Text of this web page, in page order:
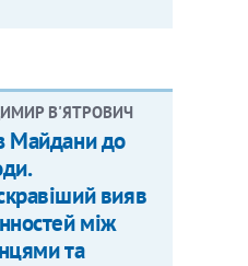
В'ЯТРОВИЧ
Майдани до
вияв
між
та